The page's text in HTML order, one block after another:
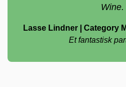
Wine.
Lasse Lindner | Category
Et fantastisk